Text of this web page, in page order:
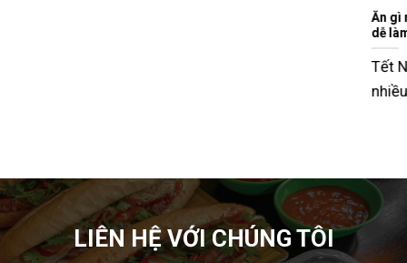
Ăn gì ngày Tết sao cho đỡ ngán và lạ miệng? Gợi ý 15 món ngon
Tết Nguyên Đán là dịp sum vầy, nhưng cũng là thời điểm
LIÊN HỆ VỚI CHÚNG TÔI